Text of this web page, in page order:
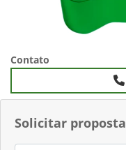
Solicitar proposta
Contato